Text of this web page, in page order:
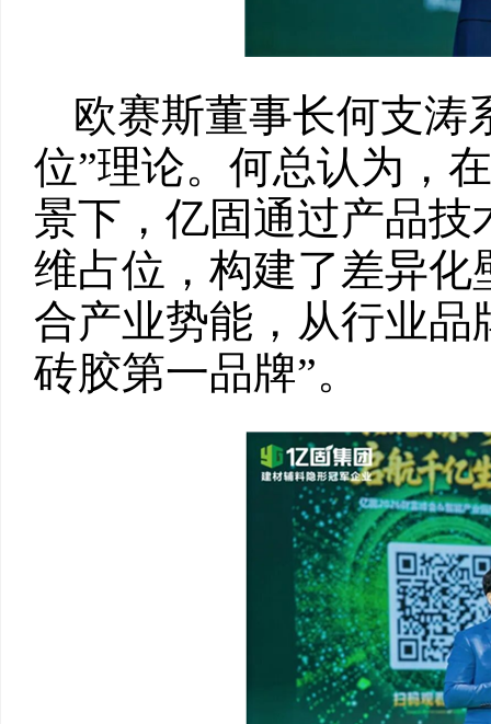
欧赛斯董事长何支涛
位”理论。何总认为，
景下，亿固通过产品
维占位，构建了差异
合产业势能，从行业品
砖胶第一品牌”。